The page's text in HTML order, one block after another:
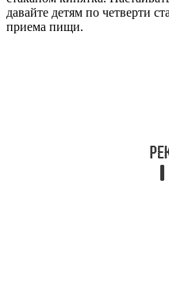
давайте детям по четверти
приема пищи.